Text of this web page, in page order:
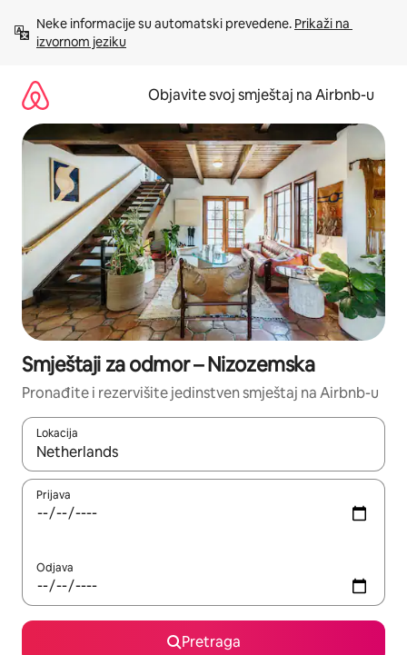
sadržaj
Neke informacije su automatski prevedene. Prikaži na
izvornom jeziku
Objavite svoj smještaj na Airbnb-u
Smještaji za odmor – Nizozemska
Pronađite i rezervišite jedinstven smještaj na Airbnb-u
Lokacija
Kad su rezultati dostupni, možete da se krećete kroz njih
Prijava
Odjava
Pretraga